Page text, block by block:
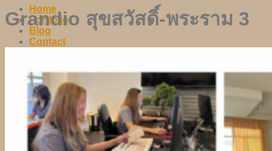
Home
Portfolio
Blog
Contact
Grandio สุขสวัสดิ์-พระราม 3